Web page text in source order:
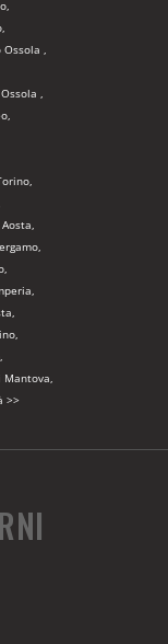
Ossola ,
,
Mantova,
>>